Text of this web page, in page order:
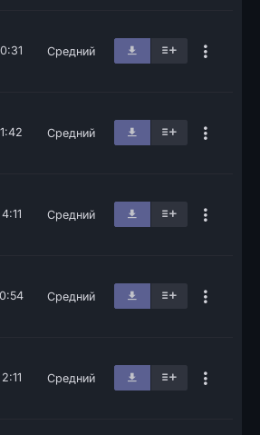
0:31 Средний
1:42 Средний
4:11 Средний
0:54 Средний
2:11 Средний